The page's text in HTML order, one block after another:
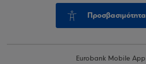
Προσβασιμότητα
Eurobank Mobile App